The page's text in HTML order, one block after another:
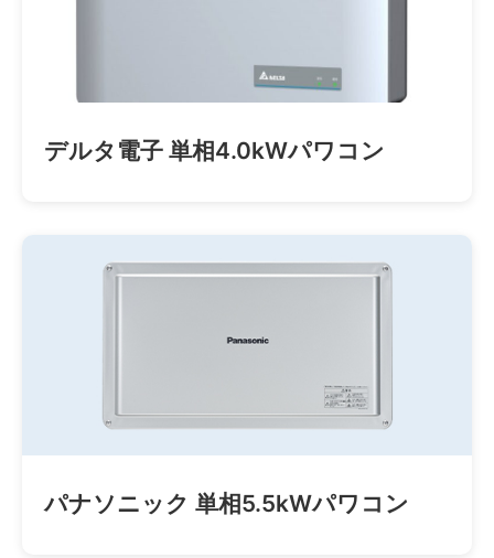
デルタ電子 単相4.0kWパワコン
パナソニック 単相5.5kWパワコン